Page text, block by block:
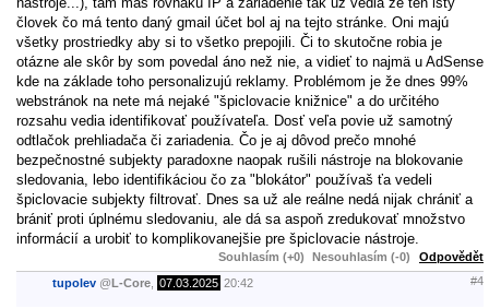
človek čo má tento daný gmail účet bol aj na tejto stránke. Oni majú
všetky prostriedky aby si to všetko prepojili. Či to skutočne robia je
otázne ale skôr by som povedal áno než nie, a vidieť to najmä u AdSense
kde na základe toho personalizujú reklamy. Problémom je že dnes 99%
webstránok na nete má nejaké "špiclovacie knižnice" a do určitého
rozsahu vedia identifikovať používateľa. Dosť veľa povie už samotný
odtlačok prehliadača či zariadenia. Čo je aj dôvod prečo mnohé
bezpečnostné subjekty paradoxne naopak rušili nástroje na blokovanie
sledovania, lebo identifikáciou čo za "blokátor" používaš ťa vedeli
špiclovacie subjekty filtrovať. Dnes sa už ale reálne nedá nijak chrániť a
brániť proti úplnému sledovaniu, ale dá sa aspoň zredukovať množstvo
informácií a urobiť to komplikovanejšie pre špiclovacie nástroje.
Souhlasím (+0) Nesouhlasím (-0) Odpovědět
tupolev @L-Core 07.03.2025 20:42 #4